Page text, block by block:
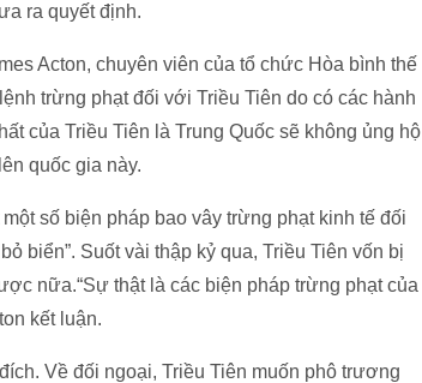
ra quyết định.
Acton, chuyên viên của tổ chức Hòa bình thế
trừng phạt đối với Triều Tiên do có các hành
của Triều Tiên là Trung Quốc sẽ không ủng hộ
quốc gia này.
số biện pháp bao vây trừng phạt kinh tế đối
biển”. Suốt vài thập kỷ qua, Triều Tiên vốn bị
nữa.“Sự thật là các biện pháp trừng phạt của
kết luận.
Về đối ngoại, Triều Tiên muốn phô trương